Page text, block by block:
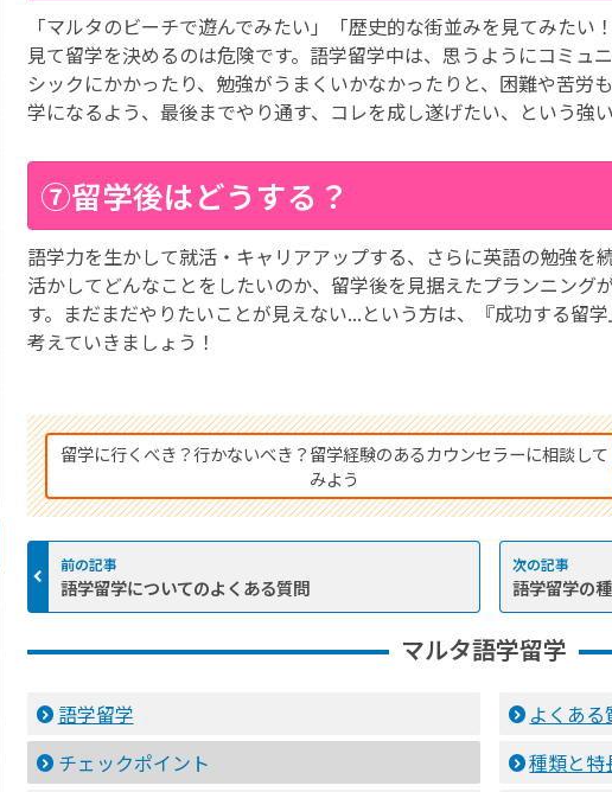
「マルタのビーチで遊んでみたい」「歴史的な街並みを見てみたい
見て留学を決めるのは危険です。語学留学中は、思うようにコミュ
シックにかかったり、勉強がうまくいかなかったりと、困難や苦労
学になるよう、最後までやり通す、コレを成し遂げたい、という強い
⑦留学後はどうする？
語学力を生かして就活・キャリアアップする、さらに英語の勉強を
活かしてどんなことをしたいのか、留学後を見据えたプランニング
す。まだまだやりたいことが見えない...という方は、『成功する留
考えていきましょう！
留学に行くべき？行かないべき？留学経験のあるカウンセラーに相談して
みよう
語学留学についてのよくある質問 語学留学の
マルタ語学留学
語学留学
よくある
チェックポイント
種類と特